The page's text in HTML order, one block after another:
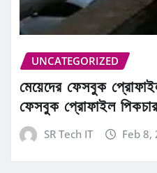
UNCATEGORIZED
মেয়েদের ফেসবুক
ফেসবুক প্রোফাইল
SR Tech IT Feb 8,